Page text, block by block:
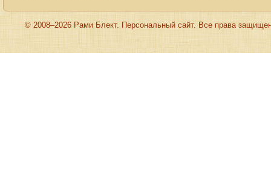
© 2008–2026 Рами Блект. Персональный сайт. Все права